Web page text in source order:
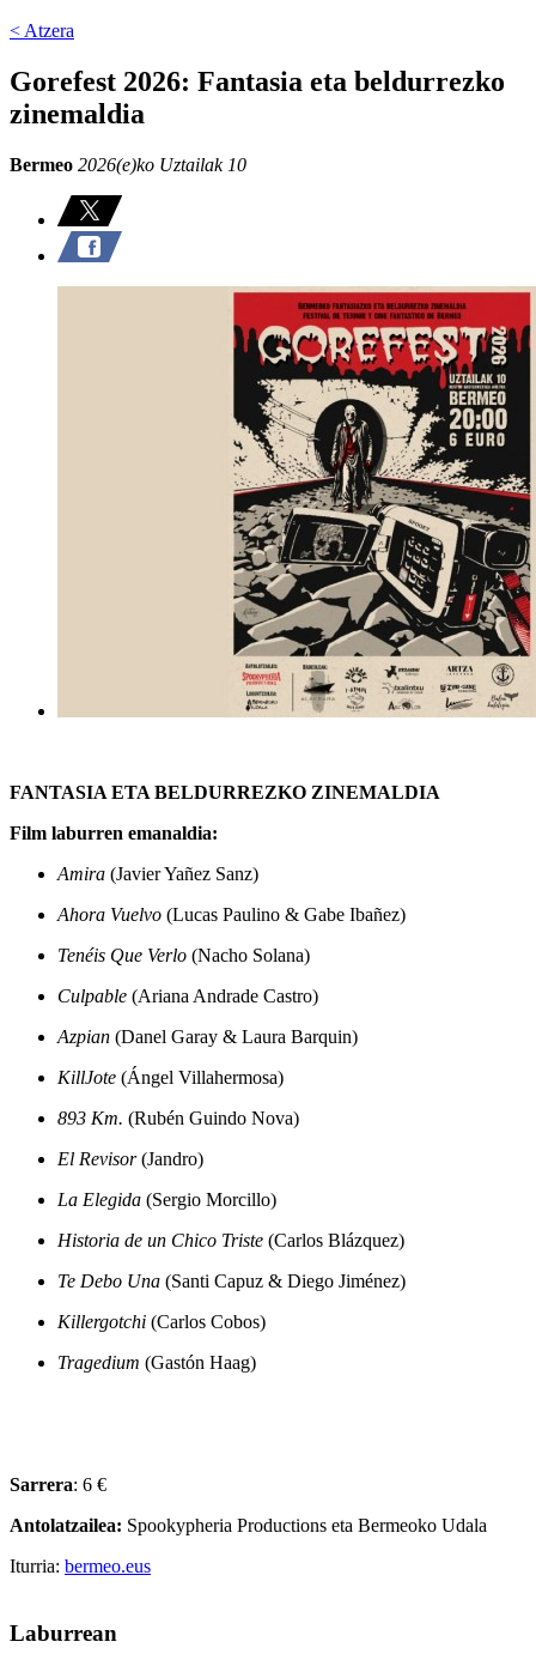
< Atzera
Gorefest 2026: Fantasia eta beldurrezko
zinemaldia
Bermeo 2026(e)ko Uztailak 10
FANTASIA ETA BELDURREZKO ZINEMALDIA
Film laburren emanaldia:
Amira (Javier Yañez Sanz)
Ahora Vuelvo (Lucas Paulino & Gabe Ibañez)
Tenéis Que Verlo (Nacho Solana)
Culpable (Ariana Andrade Castro)
Azpian (Danel Garay & Laura Barquin)
KillJote (Ángel Villahermosa)
893 Km. (Rubén Guindo Nova)
El Revisor(Jandro)
La Elegida (Sergio Morcillo)
Historia de un Chico Triste (Carlos Blázquez)
Te Debo Una (Santi Capuz & Diego Jiménez)
Killergotchi (Carlos Cobos)
Tragedium (Gastón Haag)
Sarrera: 6 €
Antolatzailea: Spookypheria Productions eta Bermeoko Udala
Iturria: bermeo.eus
Laburrean